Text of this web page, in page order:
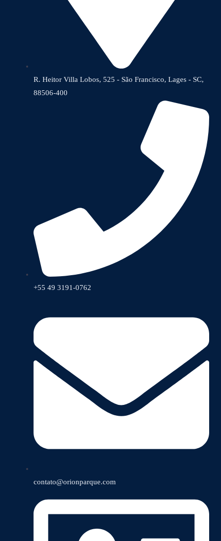
R. Heitor Villa Lobos, 525 - São Francisco, Lages - SC,
88506-400
+55 49 3191-0762
contato@orionparque.com